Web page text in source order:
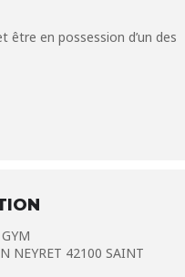
être en possession d’un des
NEYRET 42100 SAINT